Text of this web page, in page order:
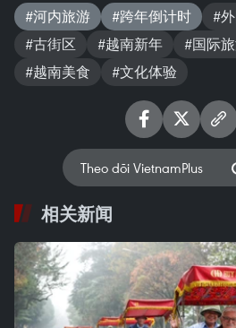
#河内旅游 #跨年倒计时 #
#古街区
#越南新年 #国际
#越南美食
#文化体验
Theo dõi VietnamPlus
相关新闻